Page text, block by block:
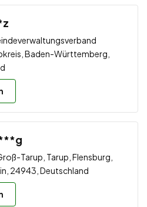
Baden-Württemberg,
Tarup, Tarup, Flensburg,
24943, Deutschland